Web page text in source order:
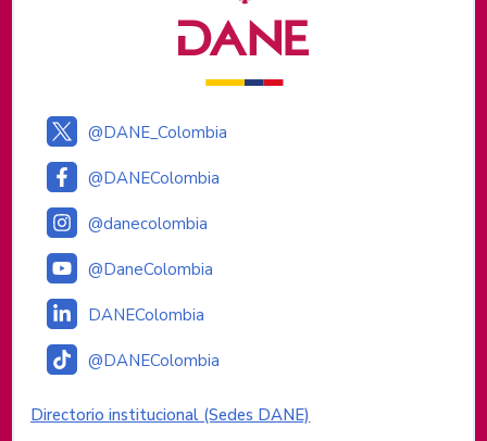
@DANE_Colombia
@DANEColombia
@danecolombia
@DaneColombia
DANEColombia
@DANEColombia
Enlaces institucionales
Directorio institucional (Sedes DANE)